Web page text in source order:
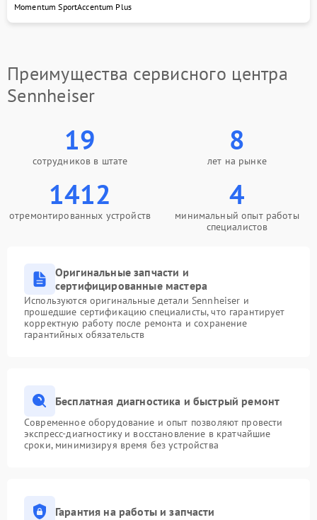
Momentum SportAccentum Plus
Преимущества сервисного центра
Sennheiser
19
сотрудников в штате
8
лет на рынке
1412
отремонтированных устройств
4
минимальный опыт работы
специалистов
Оригинальные запчасти и
сертифицированные мастера
Используются оригинальные детали Sennheiser и
прошедшие сертификацию специалисты, что гарантирует
корректную работу после ремонта и сохранение
гарантийных обязательств
Бесплатная диагностика и быстрый ремонт
Современное оборудование и опыт позволяют провести
экспресс-диагностику и восстановление в кратчайшие
сроки, минимизируя время без устройства
Гарантия на работы и запчасти